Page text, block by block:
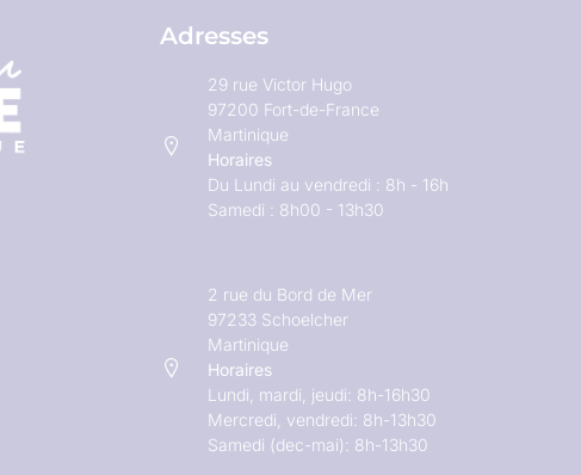
Adresses
29 rue Victor Hugo
97200 Fort-de-France
Martinique
Horaires
Du Lundi au vendredi : 8h - 16h
Samedi : 8h00 - 13h30
2 rue du Bord de Mer
97233 Schoelcher
Martinique
Horaires
Lundi, mardi, jeudi: 8h-16h30
Mercredi, vendredi: 8h-13h30
Samedi (dec-mai): 8h-13h30